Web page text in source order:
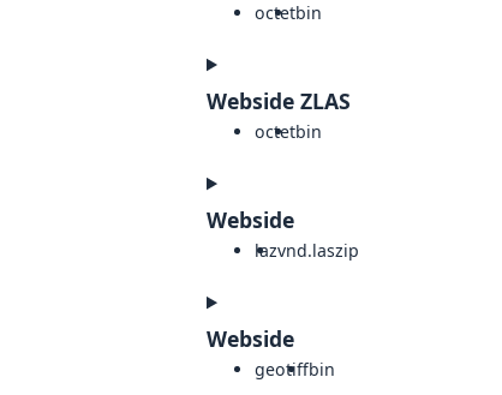
octetbin
Webside ZLAS
octetbin
Webside
lazvnd.laszip
Webside
geotiffbin